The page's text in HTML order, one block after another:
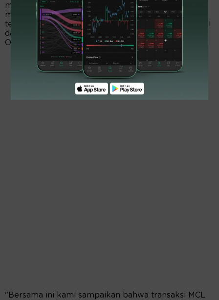
mengatakan bahwa sebelumnya, Perseroan telah
mengumumkan rencana penjualan saham tersebut
terkait dengan Transaksi Material pada situs web BEI
dan Perseroan, masing - masing tertanggal 7
Oktober 2024 dan 12 November 2024.
"Bersama ini kami sampaikan bahwa transaksi MCL